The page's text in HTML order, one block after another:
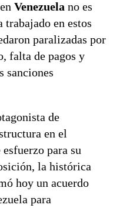
en Venezuela no es
trabajado en estos
paralizadas por
falta de pagos y
sanciones
de
en el
para su
la histórica
hoy un acuerdo
para